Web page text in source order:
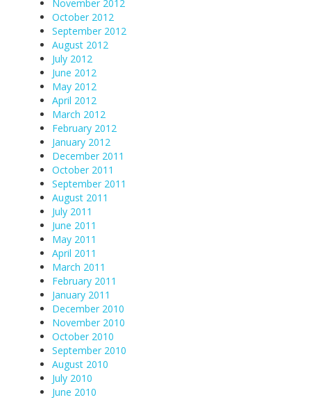
November 2012
October 2012
September 2012
August 2012
July 2012
June 2012
May 2012
April 2012
March 2012
February 2012
January 2012
December 2011
October 2011
September 2011
August 2011
July 2011
June 2011
May 2011
April 2011
March 2011
February 2011
January 2011
December 2010
November 2010
October 2010
September 2010
August 2010
July 2010
June 2010